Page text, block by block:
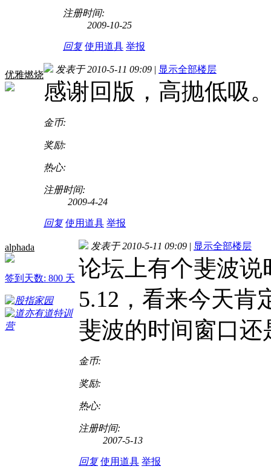
注册时间:
2009-10-25
回复 使用道具 举报
优雅燃烧
发表于 2010-5-11 09:09 | 显示全部楼层
感谢回版，高抛低吸
金币:
奖励:
热心:
注册时间:
2009-4-24
回复 使用道具 举报
alphada
签到天数: 800 天
发表于 2010-5-11 09:09 | 显示全部楼层
论坛上有个斐波说
5.12，看来今天肯
斐波的时间窗口还
金币:
奖励:
热心:
注册时间:
2007-5-13
回复 使用道具 举报